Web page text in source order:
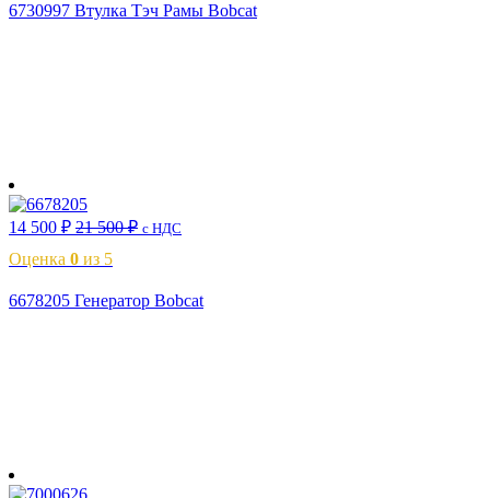
6730997 Втулка Тэч Рамы Bobcat
14 500 ₽ 21 500₽ с НДС
Оценка 0 из 5
6678205 Генератор Bobcat